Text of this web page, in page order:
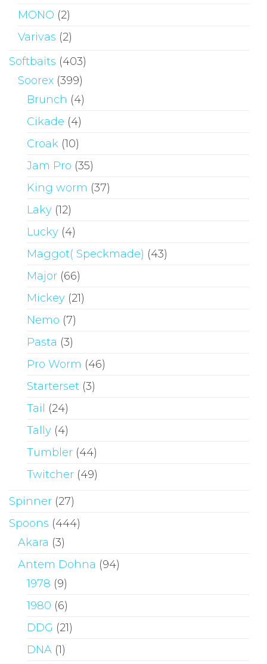
MONO (2)
Varivas (2)
Softbaits (403)
Soorex (399)
Brunch (4)
Cikade (4)
Croak (10)
Jam Pro (35)
King worm (37)
Laky (12)
Lucky (4)
Maggot( Speckmade) (43)
Major (66)
Mickey (21)
Nemo (7)
Pasta (3)
Pro Worm (46)
Starterset (3)
Tail
(24)
Tally (4)
Tumbler (44)
Twitcher (49)
Spinner (27)
Spoons (444)
Akara (3)
Antem Dohna (94)
1978 (9)
1980 (6)
DDG (21)
DNA (1)